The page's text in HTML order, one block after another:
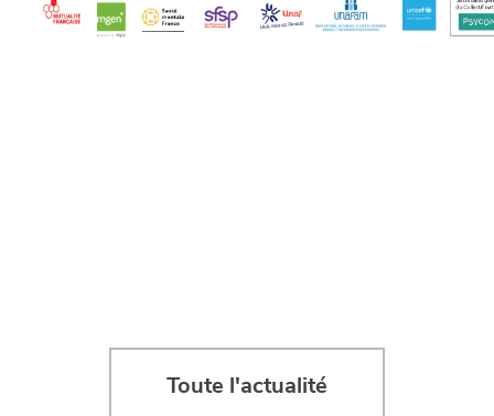
Toute l'actualité